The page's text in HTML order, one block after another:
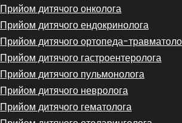
Прийом дитячого онколога
Прийом дитячого ендокринолога
Прийом дитячого ортопеда-
Прийом дитячого гастроентеролога
Прийом дитячого пульмонолога
Прийом дитячого невролога
Прийом дитячого гематолога